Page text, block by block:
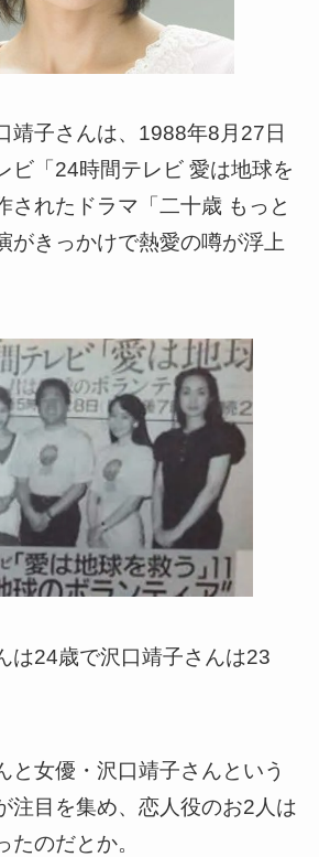
靖子さんは、1988年8月27日
ビ「24時間テレビ 愛は地球を
されたドラマ「二十歳 もっと
がきっかけで熱愛の噂が浮上
は24歳で沢口靖子さんは23
と女優・沢口靖子さんという
注目を集め、恋人役のお2人は
たのだとか。